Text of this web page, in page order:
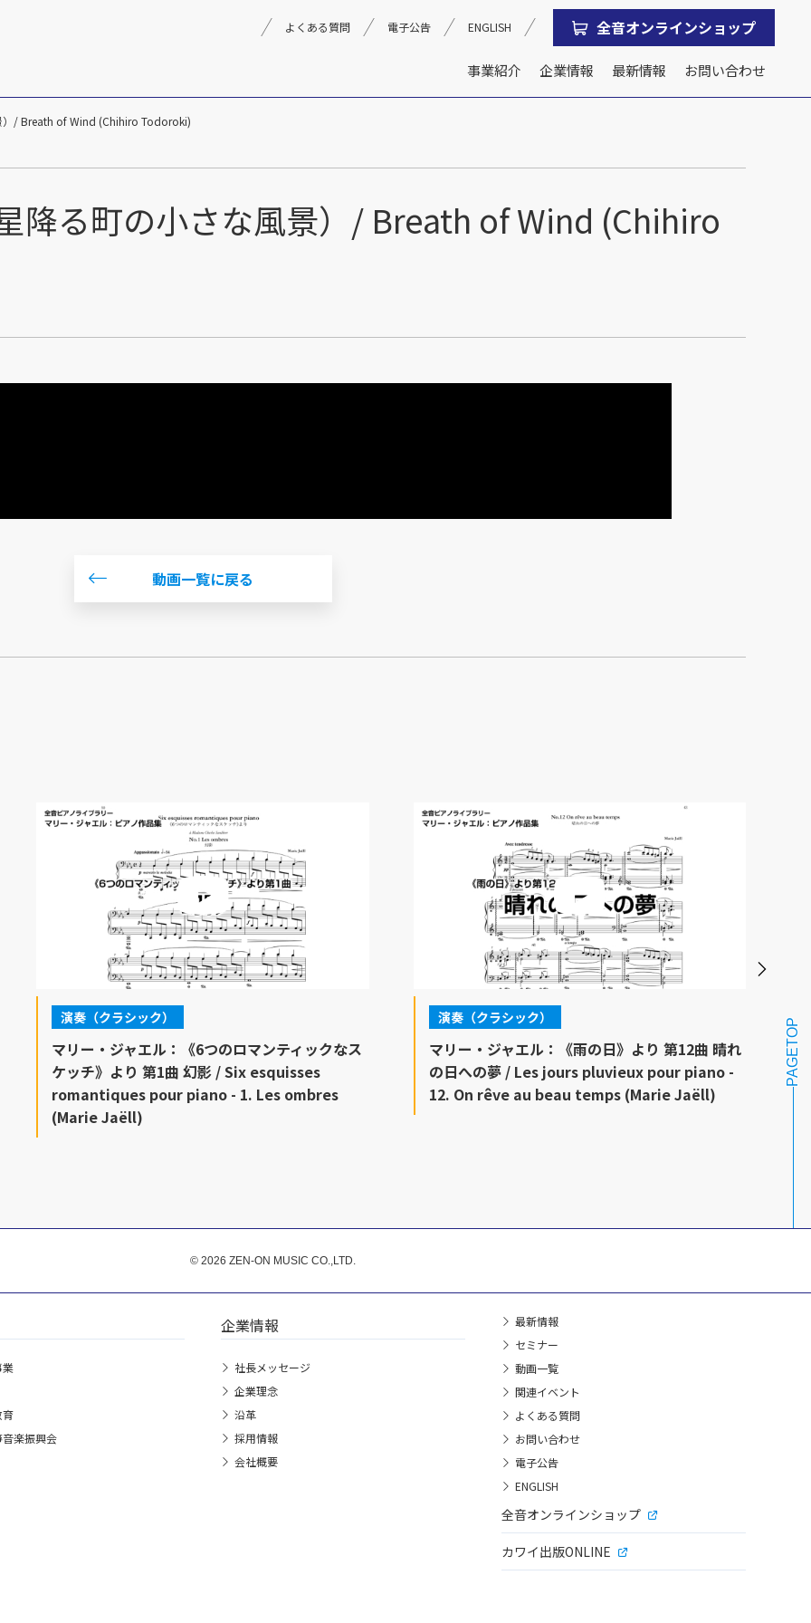
事業紹介
音楽教育
文化箏音楽振興会
企業情報 最新情報 お問い合わせ
よくある質問 電子公告 ENGLISH 全音オンラインショップ
）/ Breath of Wind (Chihiro Todoroki)
降る町の小さな風景）/ Breath of Wind (Chihiro
動画一覧に戻る
演奏（クラシック）
マリー・ジャエル：《6つのロマンティックなス
ケッチ》より 第1曲 幻影 / Six esquisses
romantiques pour piano - 1. Les ombres
(Marie Jaëll)
演奏（クラシック）
マリー・ジャエル：《雨の日》より 第12曲 晴れ
の日への夢 / Les jours pluvieux pour piano -
12. On rêve au beau temps (Marie Jaëll)
PAGETOP
© 2026 ZEN-ON MUSIC CO.,LTD.
業
育
楽振興会
企業情報
社長メッセージ
企業理念
沿革
採用情報
会社概要
最新情報
セミナー
動画一覧
関連イベント
よくある質問
お問い合わせ
電子公告
ENGLISH
全音オンラインショップ
カワイ出版ONLINE